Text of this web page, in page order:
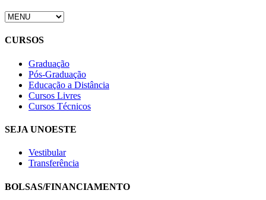
CURSOS
Graduação
Pós-Graduação
Educação a Distância
Cursos Livres
Cursos Técnicos
SEJA UNOESTE
Vestibular
Transferência
BOLSAS/FINANCIAMENTO